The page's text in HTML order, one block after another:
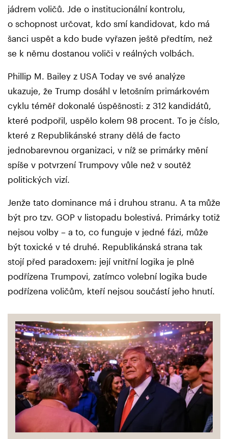
jádrem voličů. Jde o institucionální kontrolu,
o schopnost určovat, kdo smí kandidovat, kdo má
šanci uspět a kdo bude vyřazen ještě předtím, než
se k němu dostanou voliči v reálných volbách.
Phillip M. Bailey z USA Today ve své analýze
ukazuje, že Trump dosáhl v letošním primárkovém
cyklu téměř dokonalé úspěšnosti: z 312 kandidátů,
které podpořil, uspělo kolem 98 procent. To je číslo,
které z Republikánské strany dělá de facto
jednobarevnou organizaci, v níž se primárky mění
spíše v potvrzení Trumpovy vůle než v soutěž
politických vizí.
Jenže tato dominance má i druhou stranu. A ta může
být pro tzv. GOP v listopadu bolestivá. Primárky totiž
nejsou volby – a to, co funguje v jedné fázi, může
být toxické v té druhé. Republikánská strana tak
stojí před paradoxem: její vnitřní logika je plně
podřízena Trumpovi, zatímco volební logika bude
podřízena voličům, kteří nejsou součástí jeho hnutí.